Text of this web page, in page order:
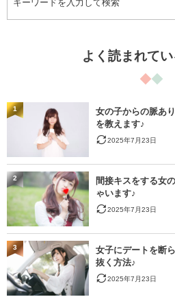
よく読まれてい
女の子からの脈あ
を教えます♪
2025年7月23日
1
間接キスをする女
ゃいます♪
2025年7月23日
2
女子にデートを断
抜く方法♪
2025年7月23日
3